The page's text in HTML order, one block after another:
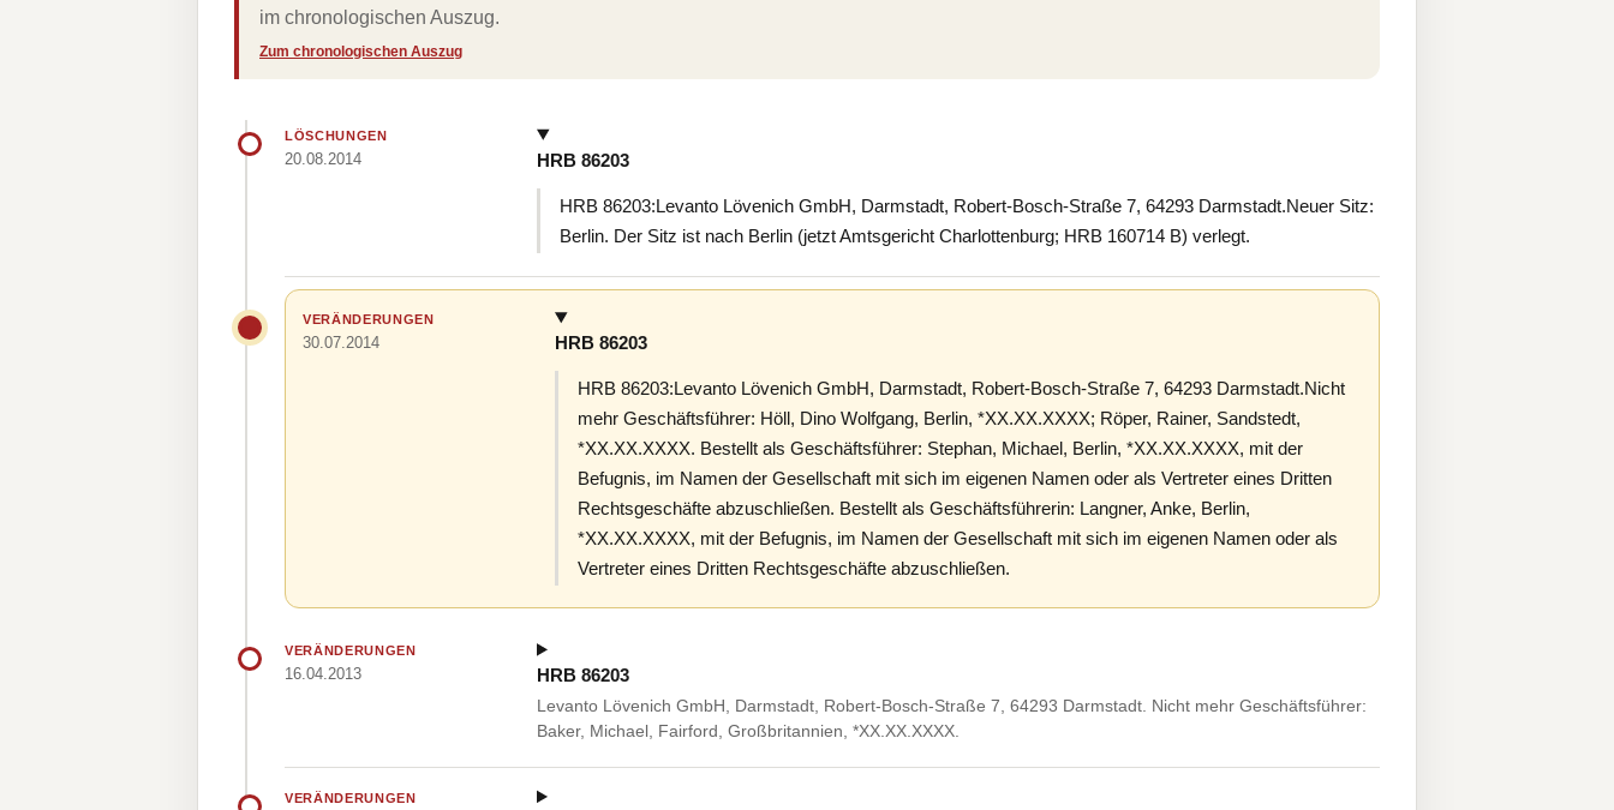
im chronologischen Auszug.
Zum chronologischen Auszug
LÖSCHUNGEN
20.08.2014 HRB 86203
HRB 86203:Levanto Lövenich GmbH, Darmstadt, Robert-Bosch-Straße 7, 64293 Darmstadt.Neuer Sitz:
Berlin. Der Sitz ist nach Berlin (jetzt Amtsgericht Charlottenburg; HRB 160714 B) verlegt.
VERÄNDERUNGEN
30.07.2014 HRB 86203
HRB 86203:Levanto Lövenich GmbH, Darmstadt, Robert-Bosch-Straße 7, 64293 Darmstadt.Nicht
mehr Geschäftsführer: Höll, Dino Wolfgang, Berlin, *XX.XX.XXXX; Röper, Rainer, Sandstedt,
*XX.XX.XXXX. Bestellt als Geschäftsführer: Stephan, Michael, Berlin, *XX.XX.XXXX, mit der
Befugnis, im Namen der Gesellschaft mit sich im eigenen Namen oder als Vertreter eines Dritten
Rechtsgeschäfte abzuschließen. Bestellt als Geschäftsführerin: Langner, Anke, Berlin,
*XX.XX.XXXX, mit der Befugnis, im Namen der Gesellschaft mit sich im eigenen Namen oder als
Vertreter eines Dritten Rechtsgeschäfte abzuschließen.
VERÄNDERUNGEN
16.04.2013 HRB 86203
Levanto Lövenich GmbH, Darmstadt, Robert-Bosch-Straße 7, 64293 Darmstadt. Nicht mehr Geschäftsführer:
Baker, Michael, Fairford, Großbritannien, *XX.XX.XXXX.
VERÄNDERUNGEN